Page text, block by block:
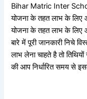
Bihar Matric Inter
योजना के तहत लाभ के
योजना के तहत लाभ के
बारे में पूरी जानकारी निचे
लाभ लेना चाहते है तो
की आप निर्धारित समय से